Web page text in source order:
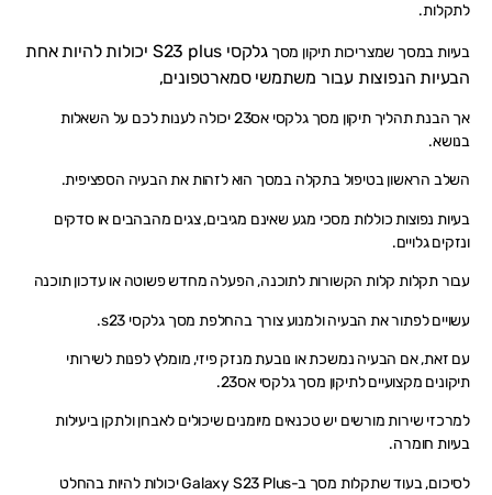
לתקלות.
בעיות במסך שמצריכות תיקון מסךגלקסי S23 plus
יכולות להיות אחת
הבעיות הנפוצות עבור משתמשי סמארטפונים,
אך הבנת תהליך תיקון מסך גלקסי אס23 יכולה לענות לכם על השאלות
בנושא.
השלב הראשון בטיפול בתקלה במסך הוא לזהות את הבעיה הספציפית.
בעיות נפוצות כוללות מסכי מגע שאינם מגיבים, צגים מהבהבים או סדקים
ונזקים גלויים.
עבור תקלות קלות הקשורות לתוכנה, הפעלה מחדש פשוטה או עדכון תוכנה
עשויים לפתור את הבעיה ולמנוע צורך בהחלפת מסך גלקסי s23.
עם זאת, אם הבעיה נמשכת או נובעת מנזק פיזי, מומלץ לפנות לשירותי
תיקונים מקצועיים לתיקון מסך גלקסי אס23.
למרכזי שירות מורשים יש טכנאים מיומנים שיכולים לאבחן ולתקן ביעילות
בעיות חומרה.
לסיכום, בעוד שתקלות מסך ב-Galaxy S23 Plus יכולות להיות בהחלט